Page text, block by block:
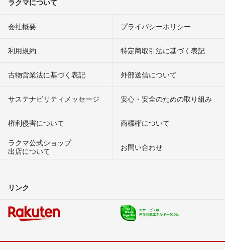
ラクマについて
会社概要 プライバシーポリシー
利用規約 特定商取引法に基づく表記
古物営業法に基づく表記 外部送信について
サステナビリティメッセージ 安心・安全のための取り組み
権利侵害について
商標権について
ラクマ公式ショップ
出店について
お問い合わせ
リンク